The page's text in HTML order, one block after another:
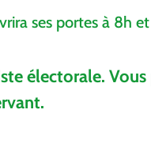
ses portes à 8h
électorale.